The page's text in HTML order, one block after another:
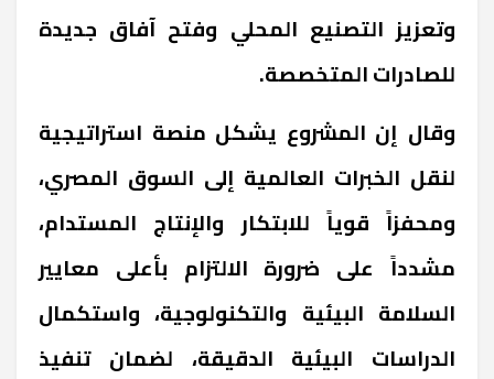
وتعزيز التصنيع المحلي وفتح آفاق جديدة
للصادرات المتخصصة.
وقال إن المشروع يشكل منصة استراتيجية
لنقل الخبرات العالمية إلى السوق المصري،
ومحفزاً قوياً للابتكار والإنتاج المستدام،
مشدداً على ضرورة الالتزام بأعلى معايير
السلامة البيئية والتكنولوجية، واستكمال
الدراسات البيئية الدقيقة، لضمان تنفيذ